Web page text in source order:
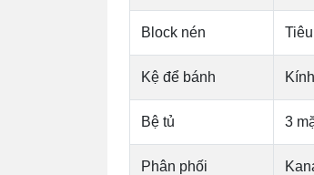
Block nén
Kệ để bánh
Bệ tủ 3
Phân phối